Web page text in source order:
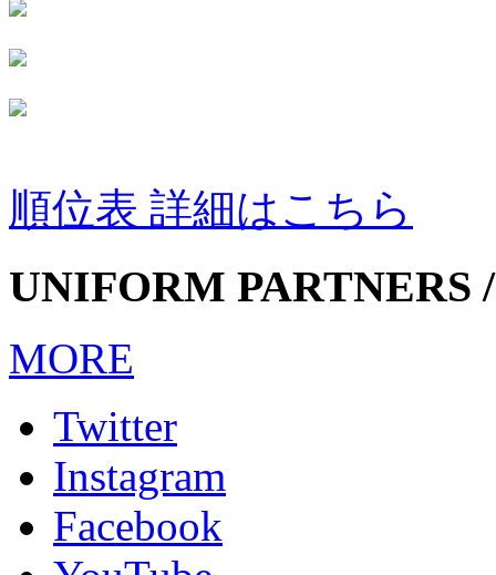
順位表 詳細はこちら
UNIFORM PARTNERS
MORE
Twitter
Instagram
Facebook